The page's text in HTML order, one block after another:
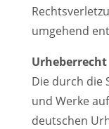
umgehend
Urheberrecht
Die durch die
und Werke
deutschen